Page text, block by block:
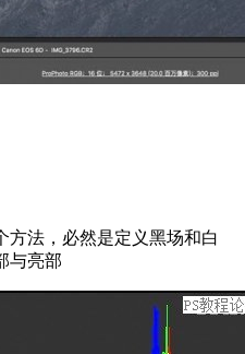
方法，必然是定义黑场和白
与亮部